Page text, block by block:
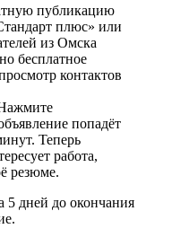
публикацию
плюс» или
из Омска
бесплатное
контактов
попадёт
Теперь
работа,
резюме.
дней до окончания